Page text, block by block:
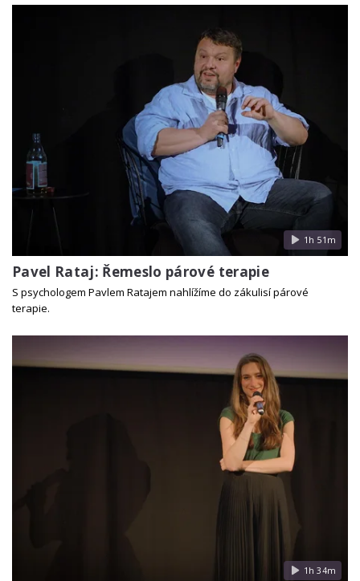
1h 51m
Pavel Rataj: Řemeslo párové terapie
S psychologem Pavlem Ratajem nahlížíme do zákulisí párové
terapie.
1h 34m